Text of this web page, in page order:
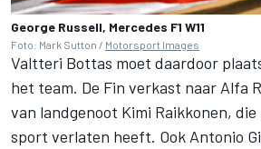
George Russell, Mercedes F1 W11
Foto: Mark Sutton / Motorsport Images
Valtteri Bottas moet daardoor
het team. De Fin verkast naar Alfa
van landgenoot Kimi Raikkonen,
sport verlaten heeft. Ook Antonio